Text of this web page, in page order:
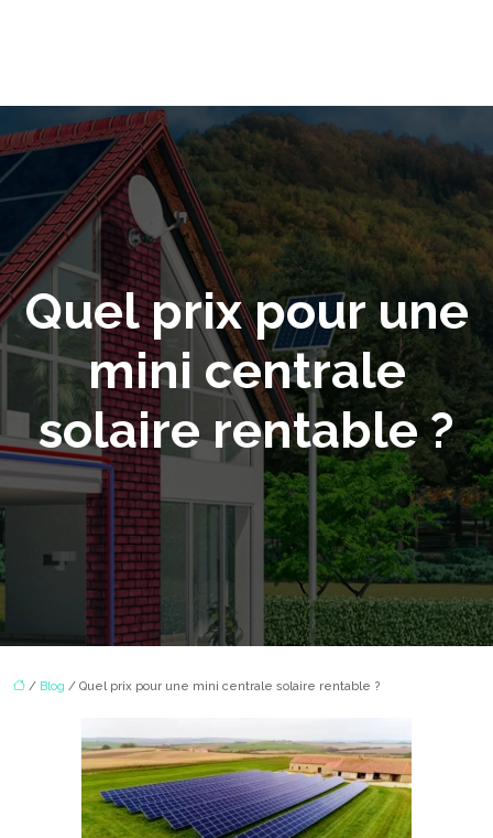
Quel prix pour une
mini centrale
solaire rentable ?
/ Blog / Quel prix pour une mini centrale solaire rentable ?